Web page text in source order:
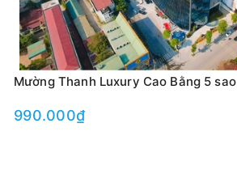
Mường Thanh Luxury Cao Bằng 5 sao
990.000₫